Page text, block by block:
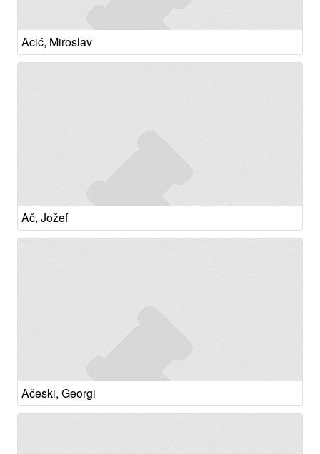
Acić, Miroslav
Ač, Jožef
Ačeski, Georgi